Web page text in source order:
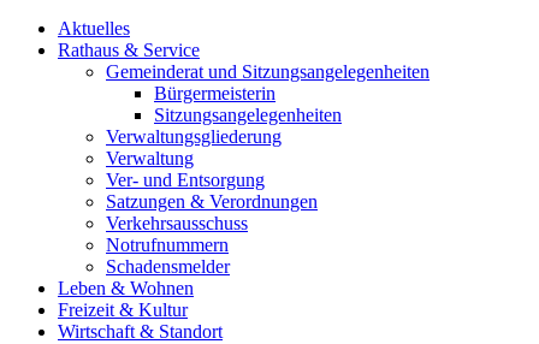
Aktuelles
Rathaus & Service
Gemeinderat und Sitzungsangelegenheiten
Bürgermeisterin
Sitzungsangelegenheiten
Verwaltungsgliederung
Verwaltung
Ver- und Entsorgung
Satzungen & Verordnungen
Verkehrsausschuss
Notrufnummern
Schadensmelder
Leben & Wohnen
Freizeit & Kultur
Wirtschaft & Standort